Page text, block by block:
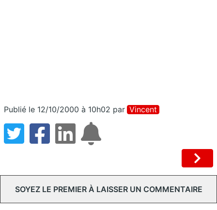
Publié le 12/10/2000 à 10h02 par Vincent
SOYEZ LE PREMIER À LAISSER UN COMMENTAIRE